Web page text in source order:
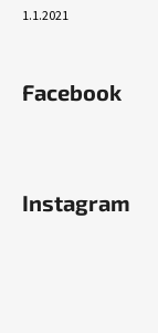
TAŠKY
100KS/BLOK,
ČERVENÉ
1.1.2021
Facebook
Instagram